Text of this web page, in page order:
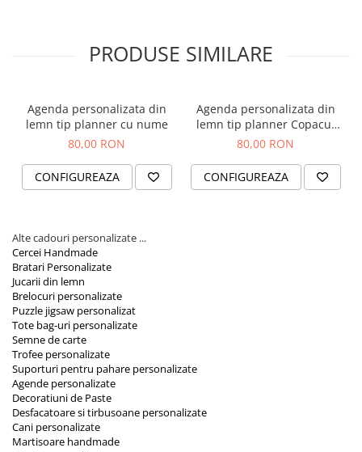
PRODUSE SIMILARE
Agenda personalizata din
lemn tip planner cu nume
80,00 RON
CONFIGUREAZA
Agenda personalizata din
lemn tip planner Copacul
vietii, 100 pagini
80,00 RON
CONFIGUREAZA
Alte cadouri personalizate ...
Cercei Handmade
Bratari Personalizate
Jucarii din lemn
Brelocuri personalizate
Puzzle jigsaw personalizat
Tote bag-uri personalizate
Semne de carte
Trofee personalizate
Suporturi pentru pahare personalizate
Agende personalizate
Decoratiuni de Paste
Desfacatoare si tirbusoane personalizate
Cani personalizate
Martisoare handmade